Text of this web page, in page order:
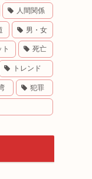
人間関係
男・女
死亡
トレンド
犯罪